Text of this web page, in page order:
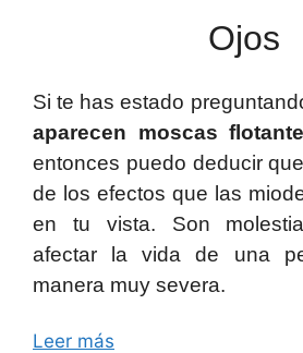
Ojos
Si te has estado
aparecen moscas
entonces puedo deducir
de los efectos que las
en tu vista. Son
afectar la vida de una
manera muy severa.
Leer más